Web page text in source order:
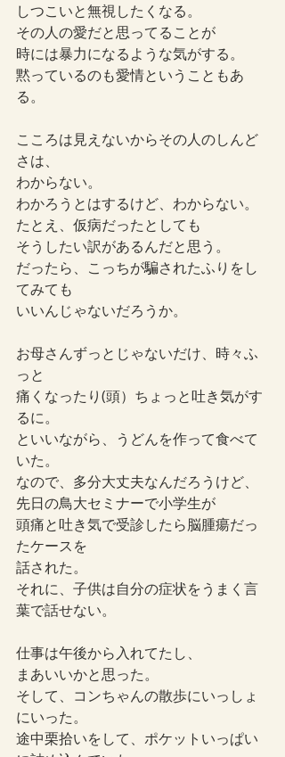
しつこいと無視したくなる。
その人の愛だと思ってることが
時には暴力になるような気がする。
黙っているのも愛情ということもあ
る。
こころは見えないからその人のしんど
さは、
わからない。
わかろうとはするけど、わからない。
たとえ、仮病だったとしても
そうしたい訳があるんだと思う。
だったら、こっちが騙されたふりをし
てみても
いいんじゃないだろうか。
お母さんずっとじゃないだけ、時々ふ
っと
痛くなったり(頭）ちょっと吐き気がす
るに。
といいながら、うどんを作って食べて
いた。
なので、多分大丈夫なんだろうけど、
先日の鳥大セミナーで小学生が
頭痛と吐き気で受診したら脳腫瘍だっ
たケースを
話された。
それに、子供は自分の症状をうまく言
葉で話せない。
仕事は午後から入れてたし、
まあいいかと思った。
そして、コンちゃんの散歩にいっしょ
にいった。
途中栗拾いをして、ポケットいっぱい